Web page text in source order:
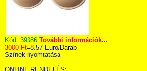
Kód: 39386 További információk...
3000 Ft=8.57 Euro/Darab
Színek nyomtatása
ONLINE RENDELÉS: